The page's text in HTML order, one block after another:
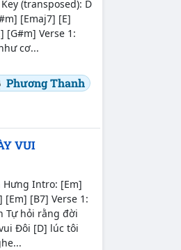
(transposed): D
[Emaj7] [E]
[G#m] Verse 1:
cơ...
Phương Thanh
VUI
Hưng Intro: [Em]
[B7] Verse 1:
Tự hỏi rằng đời
Đôi [D] lúc tôi